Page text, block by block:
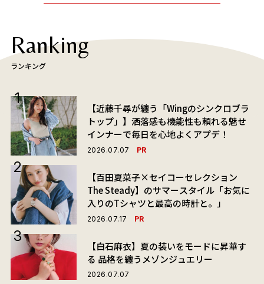
Ranking
ランキング
【近藤千尋が纏う「Wingのシンクロブラ
トップ」】洒落感も機能性も頼れる魅せ
インナーで毎日を心地よくアプデ！
2026.07.07 PR
【百田夏菜子×セイコーセレクション
The Steady】のサマースタイル「お気に
入りのTシャツと最高の時計と。」
2026.07.17 PR
【白石麻衣】夏の装いをモードに昇華す
る 品格を纏うメゾンジュエリー
2026.07.07